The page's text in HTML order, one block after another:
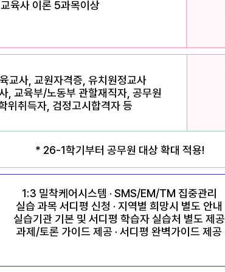
육사 이론 5과목이상
교사, 교원자격증, 유치원정교사
, 교육부/노동부 관할재직자, 공무원
위취득자, 검정고시합격자 등
* 26-1학기부터 공무원 대상 확대 적용!
1:3 밀착케어시스템 · SMS/EM/TM 집중관리
실습 과목 서디평 신청 · 지역별 희망시 별도 안내
실습기관 기본 및 서디평 학습자 실습처 별도 제공
과제/토론 가이드 제공 · 서디평 완벽가이드 제공